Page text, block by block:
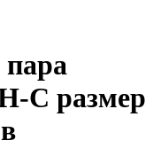
C размер